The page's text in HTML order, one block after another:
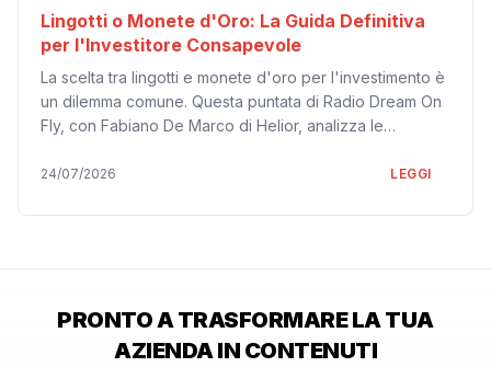
Lingotti o Monete d'Oro: La Guida Definitiva
per l'Investitore Consapevole
La scelta tra lingotti e monete d'oro per l'investimento è
un dilemma comune. Questa puntata di Radio Dream On
Fly, con Fabiano De Marco di Helior, analizza le
costi e flessibilità. Scopri perché i lingotti 24 carati sono
patrimonio oggi.
24/07/2026 LEGGI
PRONTO A TRASFORMARE LA TUA
AZIENDA IN CONTENUTI